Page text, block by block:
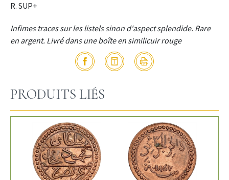
R. SUP+
Infimes traces sur les listels sinon d'aspect splendide. Rare
en argent. Livré dans une boîte en similicuir rouge
PRODUITS LIÉS